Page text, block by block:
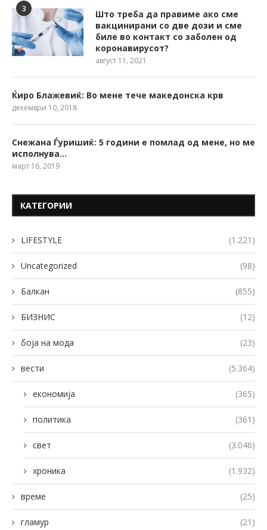
3
Што треба да правиме ако сме
вакцинирани со две дози и сме
биле во контакт со заболен од
коронавирусот?
август 11, 2021
Ќиро Блажевиќ: Во мене тече македонска крв
декември 10, 2018
Снежана Ѓуришиќ: 5 години е помлад од мене, но ме
исполнува…
март 16, 2019
КАТЕГОРИИ
LIFESTYLE (1.221)
Uncategorized (98)
Балкан (855)
БИЗНИС (12)
боја на мода (23)
вести (5.364)
економија (365)
политика (361)
свет (3.046)
хроника (1.932)
време (25)
гламур (21)